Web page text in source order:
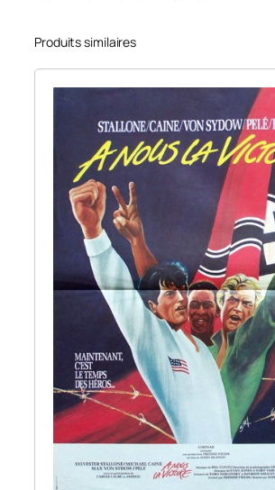
Produits similaires